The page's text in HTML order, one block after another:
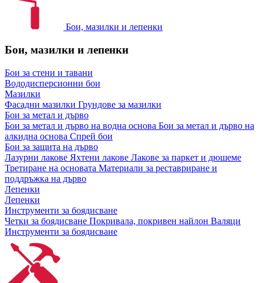
Бои, мазилки и лепенки
Бои, мазилки и лепенки
Бои за стени и тавани
Вододисперсионни бои
Мазилки
Фасадни мазилки Грундове за мазилки
Бои за метал и дърво
Бои за метал и дърво на водна основа Бои за метал и дърво на
алкидна основа Спрей бои
Бои за защита на дърво
Лазурни лакове Яхтени лакове Лакове за паркет и дюшеме
Третиране на основата Материали за реставриране и
поддръжка на дърво
Лепенки
Лепенки
Инструменти за боядисване
Четки за боядисване Покривала, покривен найлон Валяци
Инструменти за боядисване